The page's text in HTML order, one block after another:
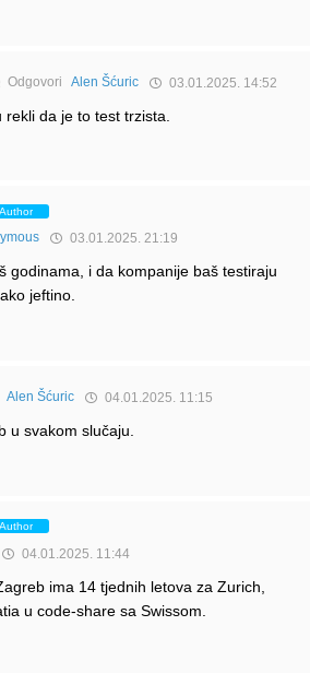
OdgovoriAlen Šćuric 03.01.2025. 14:52
da je to test trzista.
Author
03.01.2025. 21:19
godinama, i da kompanije baš testiraju
jeftino.
Alen Šćuric 04.01.2025. 11:15
u svakom slučaju.
Author
04.01.2025. 11:44
ima 14 tjednih letova za Zurich,
u code-share sa Swissom.